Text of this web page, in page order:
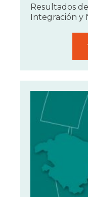
Resultados
Integración y